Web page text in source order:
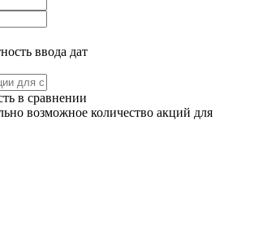
ввода дат
в сравнении
возможное количество акций для